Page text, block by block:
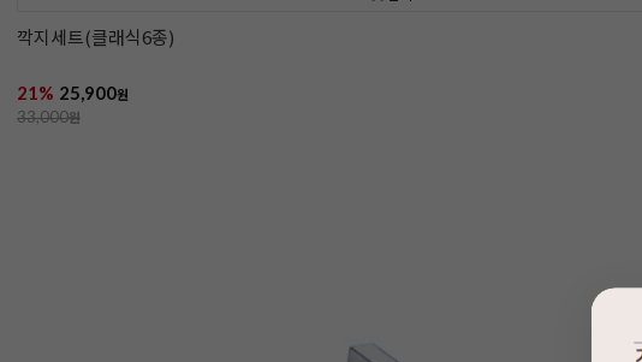
깍지세트(클래식6종)
21% 25,900원
33,000원